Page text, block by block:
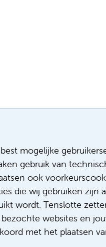
mogelijke
gebruik van
ook
die wij gebruiken zijn
wordt. Tenslotte
websites en
met het plaatsen